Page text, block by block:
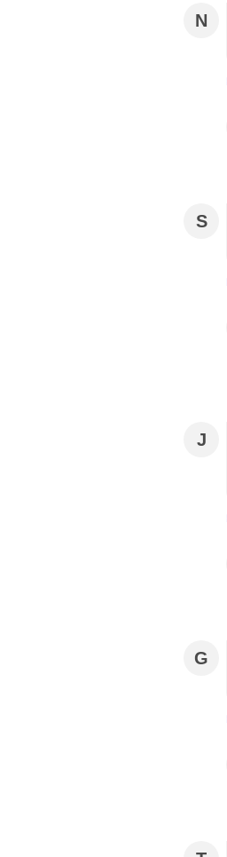
N
S
J
G